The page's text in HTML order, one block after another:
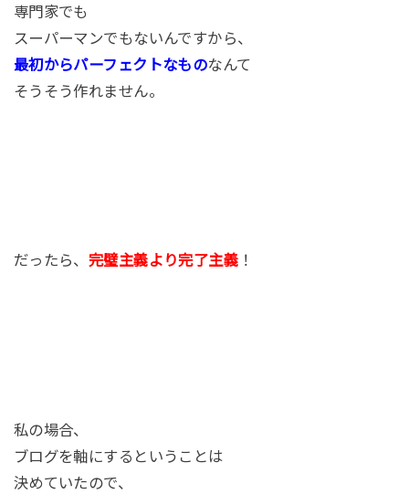
専門家でも
スーパーマンでもないんですから、
最初からパーフェクトなものなんて
そうそう作れません。
だったら、 完璧主義より完了主義 ！
私の場合、
ブログを軸にするということは
決めていたので、